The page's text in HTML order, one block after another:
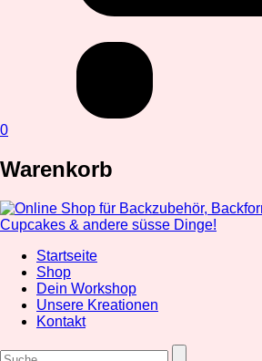
0
Warenkorb
Startseite
Shop
Dein Workshop
Unsere Kreationen
Kontakt